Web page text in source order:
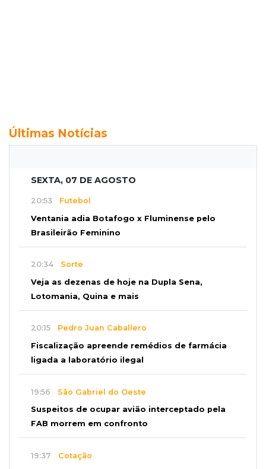
Últimas Notícias
SEXTA, 07 DE AGOSTO
20:53 Futebol
Ventania adia Botafogo x Fluminense pelo
Brasileirão Feminino
20:34 Sorte
Veja as dezenas de hoje na Dupla Sena,
Lotomania, Quina e mais
20:15 Pedro Juan Caballero
Fiscalização apreende remédios de farmácia
ligada a laboratório ilegal
19:56 São Gabriel do Oeste
Suspeitos de ocupar avião interceptado pela
FAB morrem em confronto
19:37 Cotação